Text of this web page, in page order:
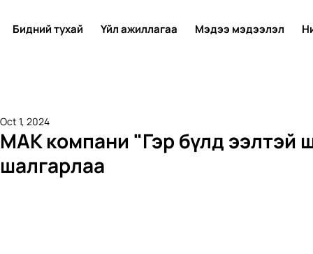
Бидний тухай Үйл ажиллагаа Мэдээ мэдээлэл
МАК компани "Гэр бүлд ээлтэй
шалгарлаа
Oct 1, 2024